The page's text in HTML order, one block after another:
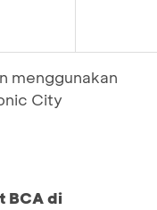
menggunakan
City
BCA di